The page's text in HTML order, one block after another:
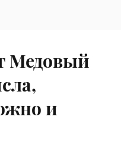
Медовый
и